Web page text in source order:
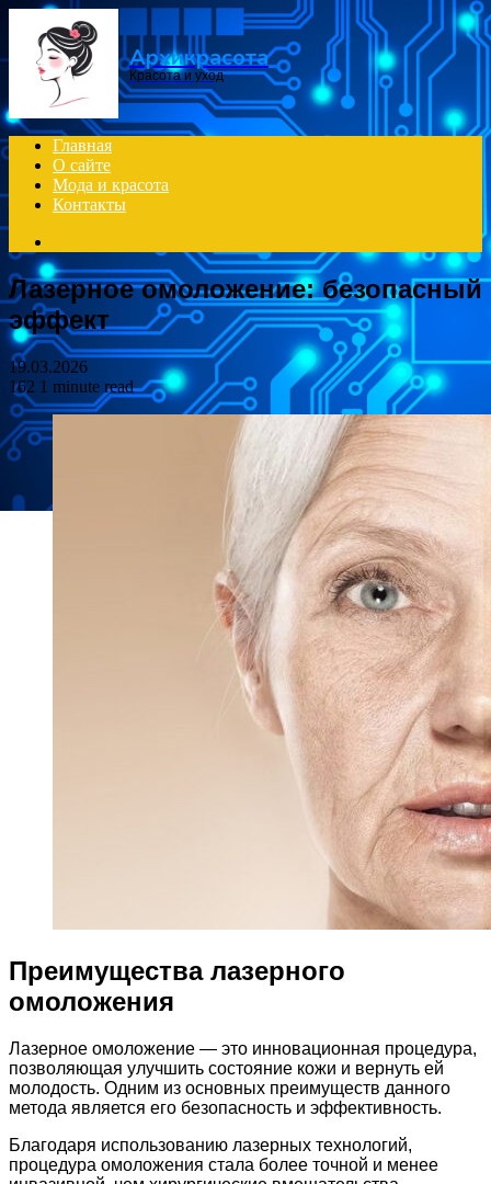
Архикрасота
Красота и уход
Главная
О сайте
Мода и красота
Контакты
for
Лазерное омоложение: безопасный
эффект
19.03.2026
162 1 minute read
Преимущества лазерного
омоложения
Лазерное омоложение — это инновационная процедура,
позволяющая улучшить состояние кожи и вернуть ей
молодость. Одним из основных преимуществ данного
метода является его безопасность и эффективность.
Благодаря использованию лазерных технологий,
процедура омоложения стала более точной и менее